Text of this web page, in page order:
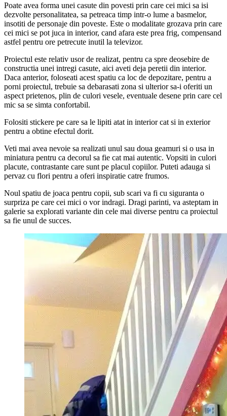
Poate avea forma unei casute din povesti prin care cei mici sa isi
dezvolte personalitatea, sa petreaca timp intr-o lume a basmelor,
insotiti de personaje din poveste. Este o modalitate grozava prin care
cei mici se pot juca in interior, cand afara este prea frig, compensand
astfel pentru ore petrecute inutil la televizor.
Proiectul este relativ usor de realizat, pentru ca spre deosebire de
constructia unei intregi casute, aici aveti deja peretii din interior.
Daca anterior, foloseati acest spatiu ca loc de depozitare, pentru a
porni proiectul, trebuie sa debarasati zona si ulterior sa-i oferiti un
aspect prietenos, plin de culori vesele, eventuale desene prin care cel
mic sa se simta confortabil.
Folositi stickere pe care sa le lipiti atat in interior cat si in exterior
pentru a obtine efectul dorit.
Veti mai avea nevoie sa realizati unul sau doua geamuri si o usa in
miniatura pentru ca decorul sa fie cat mai autentic. Vopsiti in culori
placute, contrastante care sunt pe placul copiilor. Puteti adauga si
pervaz cu flori pentru a oferi inspiratie catre frumos.
Noul spatiu de joaca pentru copii, sub scari va fi cu siguranta o
surpriza pe care cei mici o vor indragi. Dragi parinti, va asteptam in
galerie sa explorati variante din cele mai diverse pentru ca proiectul
sa fie unul de succes.